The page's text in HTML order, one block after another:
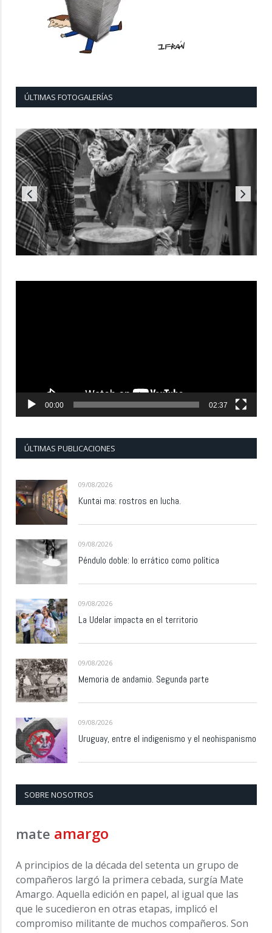
ÚLTIMAS FOTOGALERÍAS
00:00 02:37
ÚLTIMAS PUBLICACIONES
09/08/2026
Kuntai ma: rostros en lucha.
09/08/2026
Péndulo doble: lo errático como política
09/08/2026
La Udelar impacta en el territorio
09/08/2026
Memoria de andamio. Segunda parte
09/08/2026
Uruguay, entre el indigenismo y el neohispanismo
SOBRE NOSOTROS
mate amargo
A principios de la década del setenta un grupo de
compañeros largó la primera cebada, surgía Mate
Amargo. Aquella edición en papel, al igual que las
que le sucedieron en otras etapas, implicó el
compromiso militante de muchos compañeros. Son